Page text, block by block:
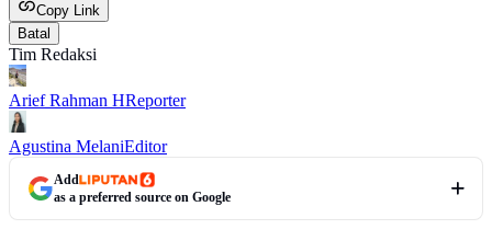
Copy Link
Batal
Tim Redaksi
Arief Rahman HReporter
Agustina MelaniEditor
Add
as a preferred source on Google